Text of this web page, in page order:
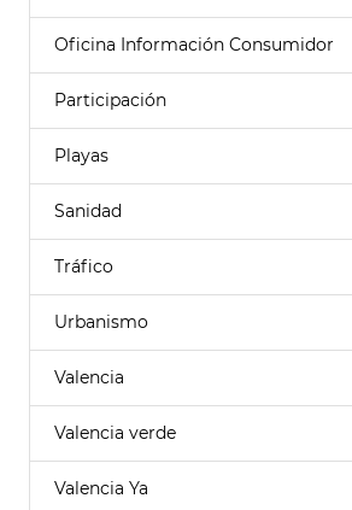
Oficina Información Consumidor
Participación
Playas
Sanidad
Tráfico
Urbanismo
Valencia
Valencia verde
Valencia Ya